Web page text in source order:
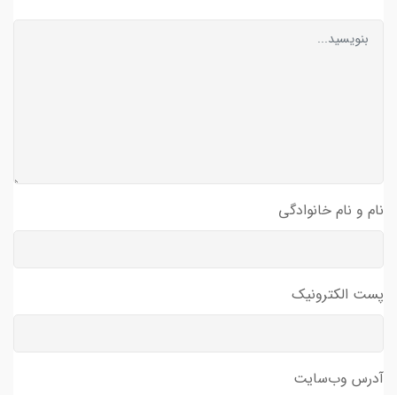
نام و نام خانوادگی
پست الکترونیک
آدرس وب‌سایت